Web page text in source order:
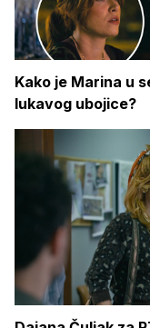
Kako je Marina u
lukavog ubojice?